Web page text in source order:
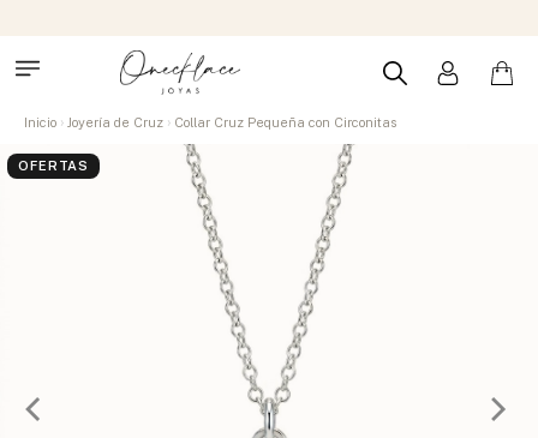
Inicio Joyería de Cruz Collar Cruz Pequeña con Circonitas
OFERTAS